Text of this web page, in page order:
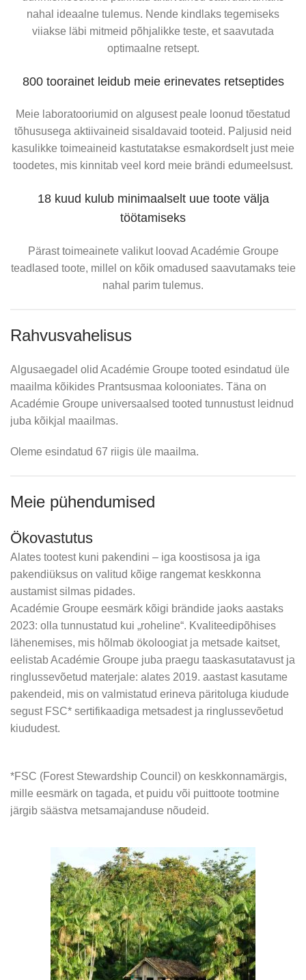
nahal ideaalne tulemus. Nende kindlaks tegemiseks
viiakse läbi mitmeid põhjalikke teste, et saavutada
optimaalne retsept.
800 toorainet leidub meie erinevates retseptides
Meie laboratooriumid on algusest peale loonud tõestatud
tõhususega aktiivaineid sisaldavaid tooteid. Paljusid neid
kasulikke toimeaineid kastutatakse esmakordselt just meie
toodetes, mis kinnitab veel kord meie brändi edumeelsust.
18 kuud kulub minimaalselt uue toote välja
töötamiseks
Pärast toimeainete valikut loovad Académie Groupe
teadlased toote, millel on kõik omadused saavutamaks teie
nahal parim tulemus.
Rahvusvahelisus
Algusaegadel olid Académie Groupe tooted esindatud üle
maailma kõikides Prantsusmaa kolooniates. Täna on
Académie Groupe universaalsed tooted tunnustust leidnud
juba kõikjal maailmas.
Oleme esindatud 67 riigis üle maailma.
Meie pühendumised
Ökovastutus
Alates tootest kuni pakendini – iga koostisosa ja iga
pakendiüksus on valitud kõige rangemat keskkonna
austamist silmas pidades.
Académie Groupe eesmärk kõigi brändide jaoks aastaks
2023: olla tunnustatud kui „roheline“. Kvaliteedipõhises
lähenemises, mis hõlmab ökoloogiat ja metsade kaitset,
eelistab Académie Groupe juba praegu taaskasutatavust ja
ringlussevõetud materjale: alates 2019. aastast kasutame
pakendeid, mis on valmistatud erineva päritoluga kiudude
segust FSC* sertifikaadiga metsadest ja ringlussevõetud
kiududest.
*FSC (Forest Stewardship Council) on keskkonnamärgis,
mille eesmärk on tagada, et puidu või puittoote tootmine
järgib säästva metsamajanduse nõudeid.
Toodete koostis põhineb kuni 99% loodusliku päritoluga
koostisosadel ning liini südameks on astelpaju ekstrakt,
aitab tugevdada naha kaitsebarjääri, toetada
Youth Repair kreemid, seerumid ja maskid jätavad naha
pehmemaks ja elastsemaks, aitavad vähendada
kuivustunnet ning annavad nahale tagasi täidlasema,
‣ Time Active
Time Active on näohooldusliin inimestele, kes elavad
Time Active ühendab kuni 99,1% loodusliku päritoluga
neutraliseerida väliste tegurite mõju (saastatus, sinine
valgus, stress), hoides naha elastsuse, värskuse ja ühtlase
tooni.
Liini tooted — päevakreemid, geelkreemid, silmaümbruse
hooldus — sobivad inimesele, kes soovib ennetada
esimesi vananemismärke, säilitada naha niiskust ja
elujõudu ning hoida jume säravana iga päev.
‣ Time+
Time+ on loodud küpsele nahale, millel on näha
vananemismärke, nagu elastsuse vähenemine, õhem nahk
ja ebaühtlane jume.
1949 – Päikest taltsutamas
Esimese päikese toote „Bronzécran Sunscreen Cream“
müüki paiskamine, millele järgneb „Bronzécran Sunscreen
soodustavad pruunistumist.
„Cover Cream“ jõuab erinevates toonides lettidele. See
hoolitsev jumestus ei kuivata nahka nagu seda tegi
„pannkoog“, mis toona laialdaselt kasutuses oli. Kreem oli
tugeva katvusega, kuid kasutatav ka noortel
ebatäiuslikkuste nagu armid, laienenud poorid, punnid
peitmiseks.
1953 – Dünaamilise meelega bränd
Gérard Gay, Georges Gay poeg ja saumi farmatseut, võtab
Uuenduslikkus ja dünaamilisus on võtmesõnad, mis
muudavad brändi kuulsaks kosmeetika firmaks.